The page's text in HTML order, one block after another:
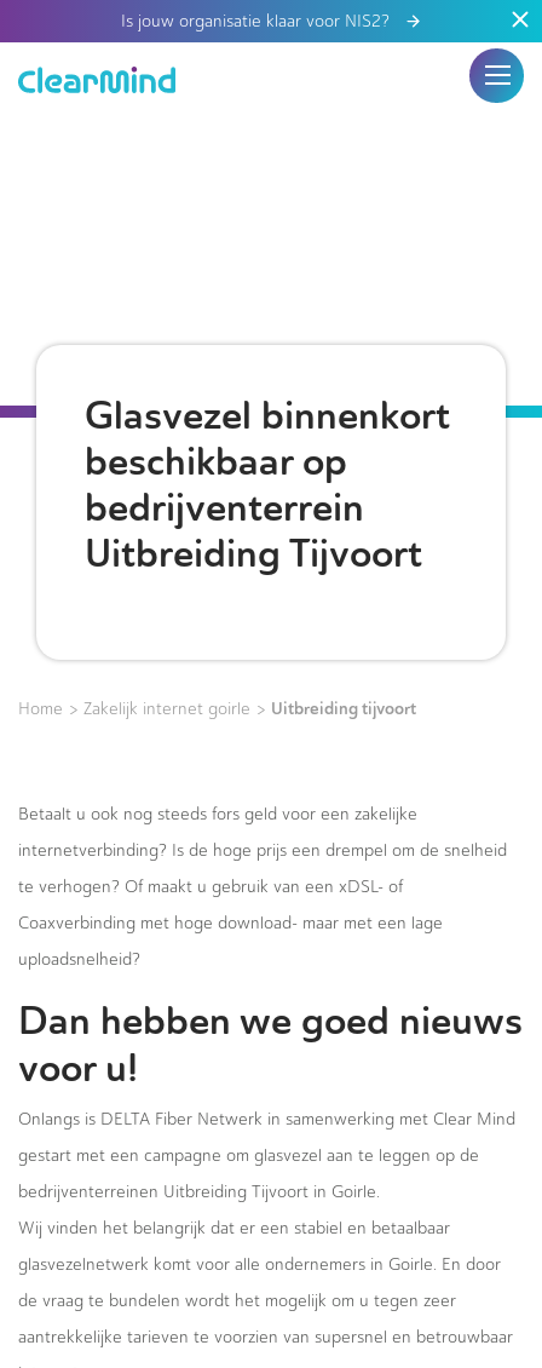
Is jouw organisatie klaar voor NIS2?
Glasvezel binnenkort
beschikbaar op
bedrijventerrein
Uitbreiding Tijvoort
Home > Zakelijk internet goirle > Uitbreiding tijvoort
Betaalt u ook nog steeds fors geld voor een zakelijke
internetverbinding? Is de hoge prijs een drempel om de snelheid
te verhogen? Of maakt u gebruik van een xDSL- of
Coaxverbinding met hoge download- maar met een lage
uploadsnelheid?
Dan hebben we goed nieuws
voor u!
Onlangs is DELTA Fiber Netwerk in samenwerking met Clear Mind
gestart met een campagne om glasvezel aan te leggen op de
bedrijventerreinen Uitbreiding Tijvoort in Goirle.
Wij vinden het belangrijk dat er een stabiel en betaalbaar
glasvezelnetwerk komt voor alle ondernemers in Goirle. En door
de vraag te bundelen wordt het mogelijk om u tegen zeer
aantrekkelijke tarieven te voorzien van supersnel en betrouwbaar